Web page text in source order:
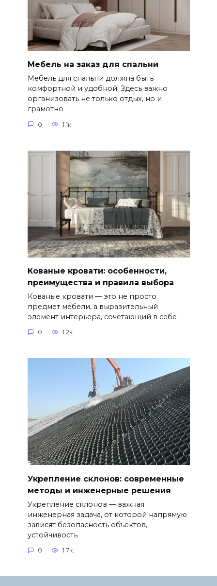
Мебель на заказ для спальни
Мебель для спальни должна быть
комфортной и удобной. Здесь важно
организовать не только отдых, но и
грамотно
0 1.1к.
Кованые кровати: особенности,
преимущества и правила выбора
Кованые кровати — это не просто
предмет мебели, а выразительный
элемент интерьера, сочетающий в себе
0 1.2к.
Укрепление склонов: современные
методы и инженерные решения
Укрепление склонов — важная
инженерная задача, от которой напрямую
зависят безопасность объектов,
устойчивость
0 1.7к.